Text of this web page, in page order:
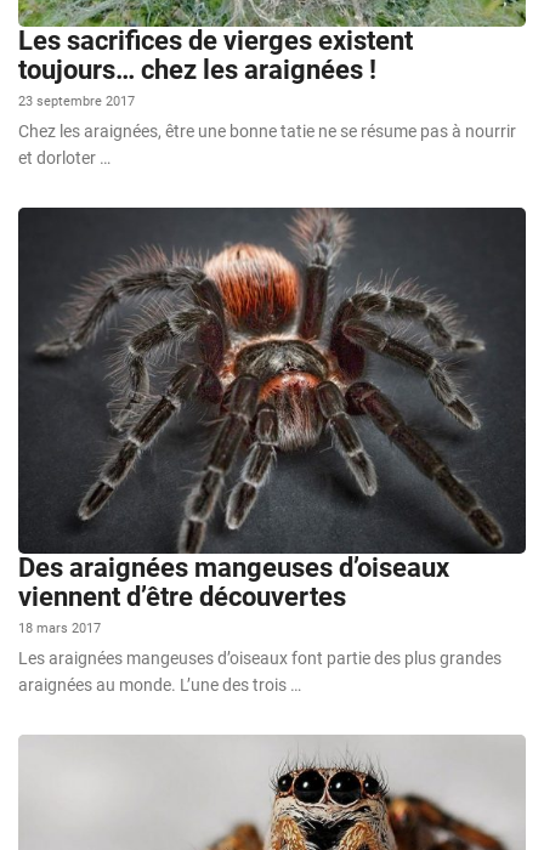
Les sacrifices de vierges existent
toujours… chez les araignées !
23 septembre 2017
Chez les araignées, être une bonne tatie ne se résume pas à nourrir
et dorloter …
Des araignées mangeuses d’oiseaux
viennent d’être découvertes
18 mars 2017
Les araignées mangeuses d’oiseaux font partie des plus grandes
araignées au monde. L’une des trois …